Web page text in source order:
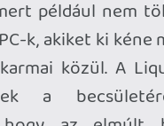
25 Eurót kérnek a
még jutányos árnak is
valakinek bejönnek a Mad
a Driver szériát idéző
bánja, ha egy program